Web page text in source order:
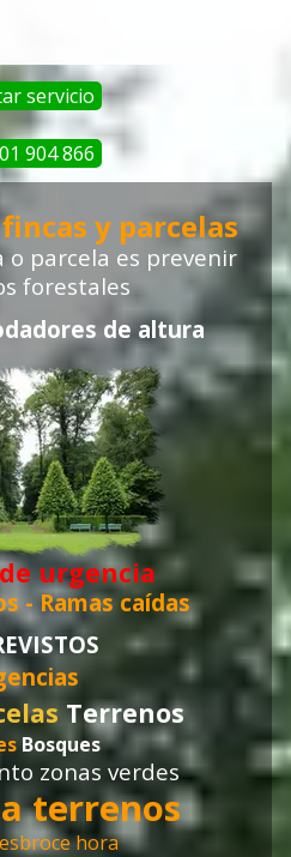
servicio
904 866
y parcelas
o parcela es prevenir
forestales
de altura
urgencia
- Ramas caídas
Terrenos
Bosques
zonas verdes
terrenos
hora